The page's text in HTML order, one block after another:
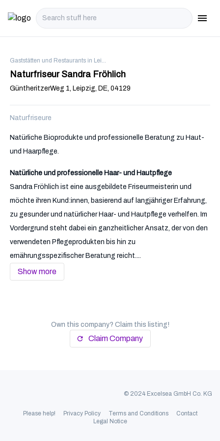
menu
Gaststätten und Restaurants in Leipzig
Naturfriseur Sandra Fröhlich
GüntheritzerWeg 1, Leipzig, DE, 04129
Naturfriseure
Natürliche Bioprodukte und professionelle Beratung zu Haut-
und Haarpflege.
Natürliche und professionelle Haar- und Hautpflege
Sandra Fröhlich ist eine ausgebildete Friseurmeisterin und
möchte ihren Kund:innen, basierend auf langjähriger Erfahrung,
zu gesunder und natürlicher Haar- und Hautpflege verhelfen. Im
Vordergrund steht dabei ein ganzheitlicher Ansatz, der von den
verwendeten Pflegeprodukten bis hin zu
ernährungsspezifischer Beratung reicht....
Show more
Own this company? Claim this listing!
refresh Claim Company
© 2024 Excelsea GmbH Co. KG
Please help! Privacy Policy Terms and Conditions
Contact
Legal Notice